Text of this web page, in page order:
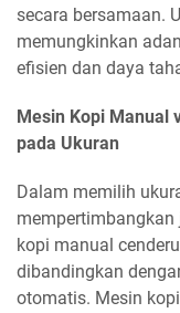
secara bersamaan.
memungkinkan
efisien dan daya
Mesin Kopi Manual
pada Ukuran
Dalam memilih
kopi manual
dibandingkan
otomatis. Mesin